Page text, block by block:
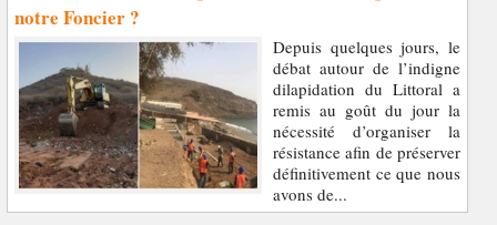
notre Foncier ?
Depuis quelques jours, le
débat autour de l’indigne
dilapidation du Littoral a
remis au goût du jour la
nécessité d’organiser la
résistance afin de préserver
définitivement ce que nous
avons de...